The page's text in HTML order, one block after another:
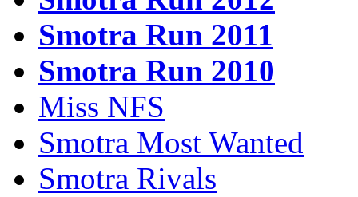
Smotra Run 2011
Smotra Run 2010
Miss NFS
Smotra Most Wanted
Smotra Rivals